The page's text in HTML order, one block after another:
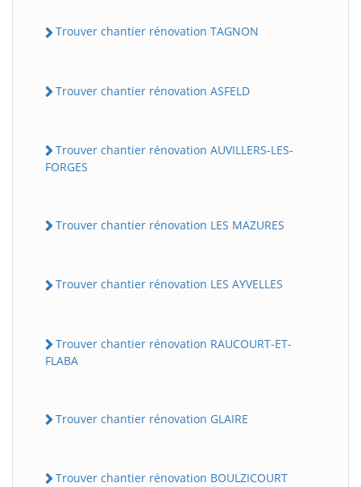
Trouver chantier rénovation TAGNON
Trouver chantier rénovation ASFELD
Trouver chantier rénovation AUVILLERS-LES-
FORGES
Trouver chantier rénovation LES MAZURES
Trouver chantier rénovation LES AYVELLES
Trouver chantier rénovation RAUCOURT-ET-
FLABA
Trouver chantier rénovation GLAIRE
Trouver chantier rénovation BOULZICOURT